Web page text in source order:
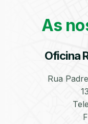
As
Oficina
Rua
Bate-